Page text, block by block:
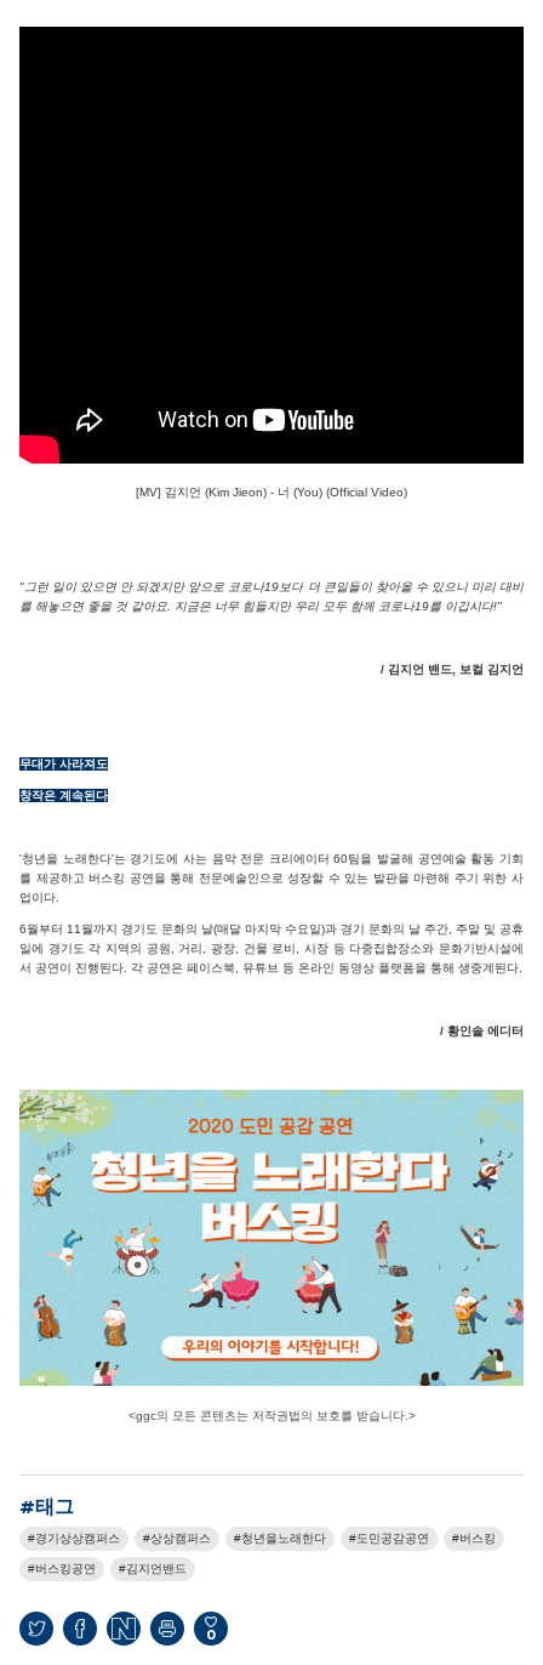
[MV] 김지언 (Kim Jieon) - 너 (You) (Official Video)
"그런 일이 있으면 안 되겠지만 앞으로 코로나19보다 더 큰일들이 찾아올 수 있으니 미리 대비
를 해놓으면 좋을 것 같아요. 지금은 너무 힘들지만 우리 모두 함께 코로나19를 이깁시다!"
/ 김지언 밴드, 보컬 김지언
무대가 사라져도
창작은 계속된다
'청년을 노래한다'는 경기도에 사는 음악 전문 크리에이터 60팀을 발굴해 공연예술 활동 기회
를 제공하고 버스킹 공연을 통해 전문예술인으로 성장할 수 있는 발판을 마련해 주기 위한 사
업이다.
6월부터 11월까지 경기도 문화의 날(매달 마지막 수요일)과 경기 문화의 날 주간, 주말 및 공휴
일에 경기도 각 지역의 공원, 거리, 광장, 건물 로비, 시장 등 다중집합장소와 문화기반시설에
서 공연이 진행된다. 각 공연은 페이스북, 유튜브 등 온라인 동영상 플랫폼을 통해 생중계된다.
/ 황인솔 에디터
<ggc의 모든 콘텐츠는 저작권법의 보호를 받습니다.>
#태그
경기상상캠퍼스 상상캠퍼스 청년을노래한다 도민공감공연 버스킹
버스킹공연 김지언밴드
0